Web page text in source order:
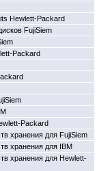
Hewlett-Packard
FujiSiem
Packard
Packard
хранения для FujiSiem
хранения для IBM
хранения для Hewlett-